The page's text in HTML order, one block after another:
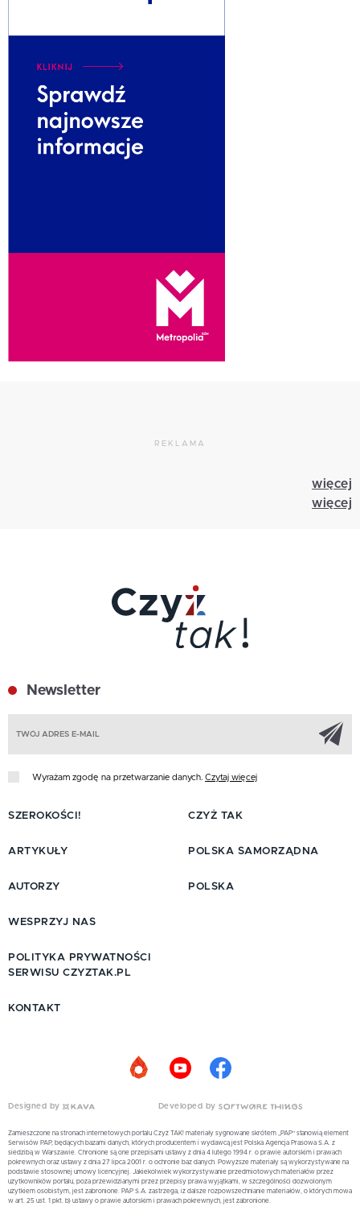
REKLAMA
więcej
więcej
Newsletter
Wyrażam zgodę na przetwarzanie danych. Czytaj więcej
SZEROKOŚCI!
ARTYKUŁY
AUTORZY
CZYŻ TAK
POLSKA SAMORZĄDNA
POLSKA
WESPRZYJ NAS
POLITYKA PRYWATNOŚCI
SERWISU CZYZTAK.PL
KONTAKT
Designed by Developed by
Zamieszczone na stronach internetowych portalu Czyż TAK! materiały sygnowane skrótem „PAP” stanowią element
Serwisów PAP, będących bazami danych, których producentem i wydawcą jest Polska Agencja Prasowa S.A. z
siedzibą w Warszawie. Chronione są one przepisami ustawy z dnia 4 lutego 1994 r. o prawie autorskim i prawach
pokrewnych oraz ustawy z dnia 27 lipca 2001 r. o ochronie baz danych. Powyższe materiały są wykorzystywane na
podstawie stosownej umowy licencyjnej. Jakiekolwiek wykorzystywanie przedmiotowych materiałów przez
użytkowników portalu, poza przewidzianymi przez przepisy prawa wyjątkami, w szczególności dozwolonym
użytkiem osobistym, jest zabronione. PAP S.A. zastrzega, iż dalsze rozpowszechnianie materiałów, o których mowa
w art. 25 ust. 1 pkt. b) ustawy o prawie autorskim i prawach pokrewnych, jest zabronione.